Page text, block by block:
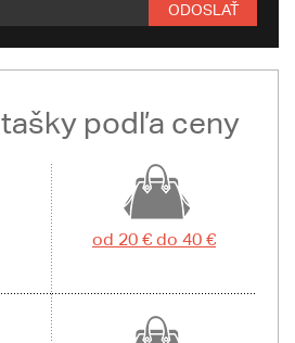
ODOSLAŤ
podľa ceny
od 20 € do 40 €